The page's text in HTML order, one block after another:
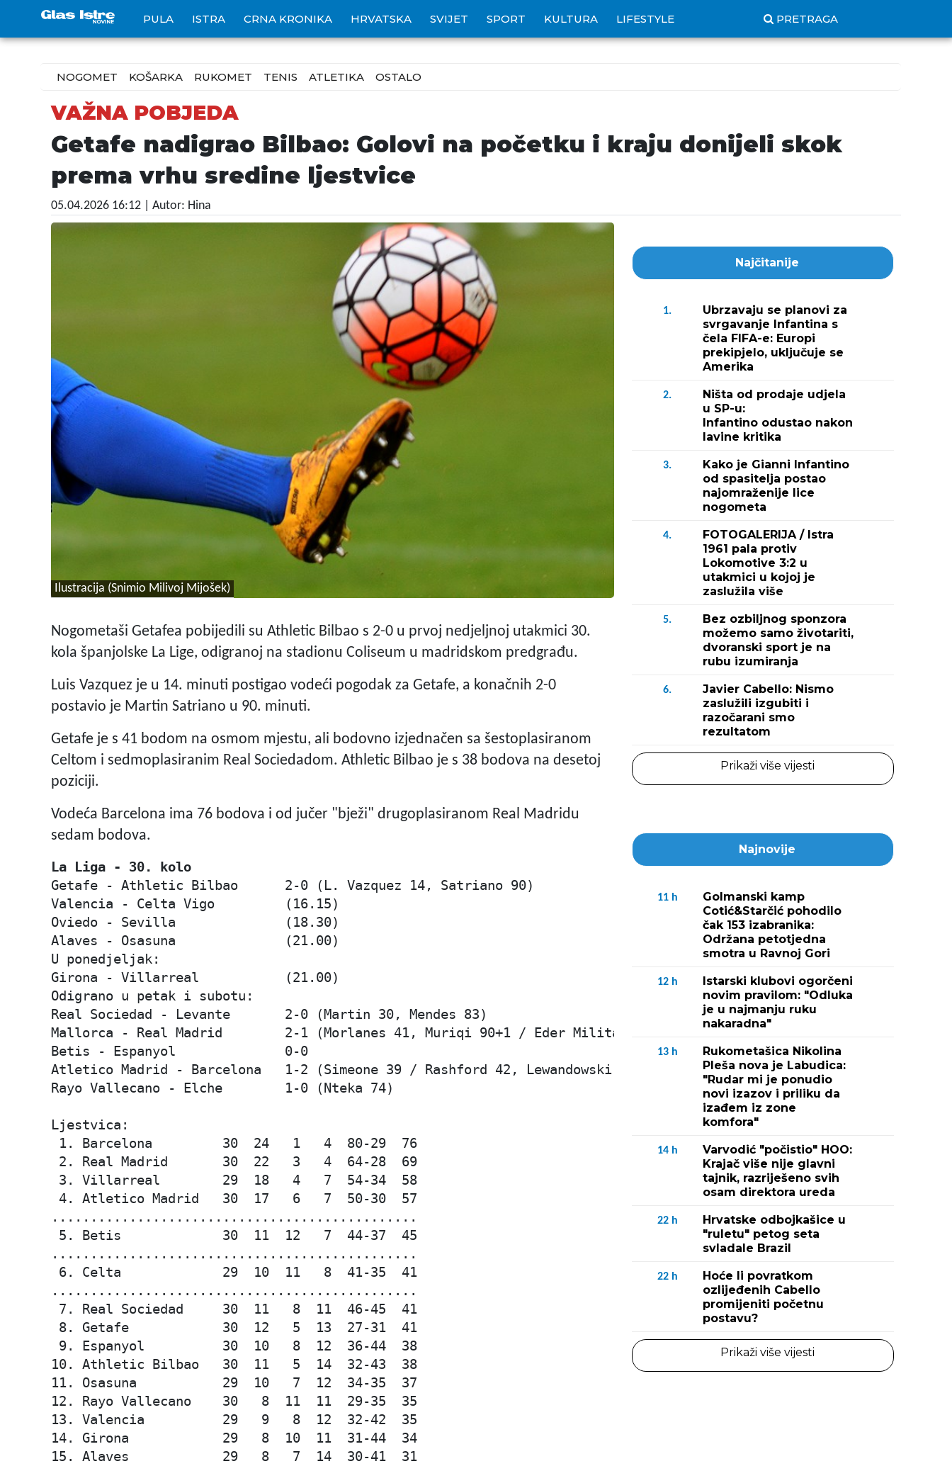
PULA ISTRA CRNA KRONIKA HRVATSKA SVIJET SPORT KULTURA LIFESTYLE PRETRAGA
NOGOMET KOŠARKA RUKOMET TENIS ATLETIKA OSTALO
VAŽNA POBJEDA
Getafe nadigrao Bilbao: Golovi na početku i kraju donijeli skok
prema vrhu sredine ljestvice
05.04.2026 16:12 | Autor: Hina
Ilustracija (Snimio Milivoj Mijošek)
Nogometaši Getafea pobijedili su Athletic Bilbao s 2-0 u prvoj nedjeljnoj utakmici 30.
kola španjolske La Lige, odigranoj na stadionu Coliseum u madridskom predgrađu.
Luis Vazquez je u 14. minuti postigao vodeći pogodak za Getafe, a konačnih 2-0
postavio je Martin Satriano u 90. minuti.
Getafe je s 41 bodom na osmom mjestu, ali bodovno izjednačen sa šestoplasiranom
Celtom i sedmoplasiranim Real Sociedadom. Athletic Bilbao je s 38 bodova na desetoj
poziciji.
Vodeća Barcelona ima 76 bodova i od jučer "bježi" drugoplasiranom Real Madridu
sedam bodova.
La Liga - 30. kolo
Getafe - Athletic Bilbao      2-0 (L. Vazquez 14, Satriano 90)
Valencia - Celta Vigo         (16.15)
Oviedo - Sevilla              (18.30)
Alaves - Osasuna              (21.00)
U ponedjeljak:
Girona - Villarreal           (21.00)
Odigrano u petak i subotu:
Real Sociedad - Levante       2-0 (Martin 30, Mendes 83)
Mallorca - Real Madrid        2-1 (Morlanes 41, Muriqi 90+1 / Eder Militao 88)
Betis - Espanyol              0-0
Atletico Madrid - Barcelona   1-2 (Simeone 39 / Rashford 42, Lewandowski )
Rayo Vallecano - Elche        1-0 (Nteka 74)
Ljestvica:
1. Barcelona         30  24   1   4  80-29  76
2. Real Madrid       30  22   3   4  64-28  69
3. Villarreal        29  18   4   7  54-34  58
4. Atletico Madrid   30  17   6   7  50-30  57
...............................................
5. Betis             30  11  12   7  44-37  45
...............................................
6. Celta             29  10  11   8  41-35  41
...............................................
7. Real Sociedad     30  11   8  11  46-45  41
8. Getafe            30  12   5  13  27-31  41
9. Espanyol          30  10   8  12  36-44  38
10. Athletic Bilbao   30  11   5  14  32-43  38
11. Osasuna           29  10   7  12  34-35  37
12. Rayo Vallecano    30   8  11  11  29-35  35
13. Valencia          29   9   8  12  32-42  35
14. Girona            29   8  10  11  31-44  34
15. Alaves            29   8   7  14  30-41  31
Najčitanije
1.
Ubrzavaju se planovi za
svrgavanje Infantina s
čela FIFA-e: Europi
prekipjelo, uključuje se
Amerika
2.
Ništa od prodaje udjela
u SP-u:
Infantino odustao nakon
lavine kritika
3.
Kako je Gianni Infantino
od spasitelja postao
najomraženije lice
nogometa
4.
FOTOGALERIJA / Istra
1961 pala protiv
Lokomotive 3:2 u
utakmici u kojoj je
zaslužila više
5.
Bez ozbiljnog sponzora
možemo samo životariti,
dvoranski sport je na
rubu izumiranja
6.
Javier Cabello: Nismo
zaslužili izgubiti i
razočarani smo
rezultatom
Prikaži više vijesti
Najnovije
11 h
Golmanski kamp
Cotić&Starčić pohodilo
čak 153 izabranika:
Održana petotjedna
smotra u Ravnoj Gori
12 h
Istarski klubovi ogorčeni
novim pravilom: "Odluka
je u najmanju ruku
nakaradna"
13 h
Rukometašica Nikolina
Pleša nova je Labudica:
"Rudar mi je ponudio
novi izazov i priliku da
izađem iz zone
komfora"
14 h
Varvodić "počistio" HOO:
Krajač više nije glavni
tajnik, razriješeno svih
osam direktora ureda
22 h
Hrvatske odbojkašice u
"ruletu" petog seta
svladale Brazil
22 h
Hoće li povratkom
ozlijeđenih Cabello
promijeniti početnu
postavu?
Prikaži više vijesti